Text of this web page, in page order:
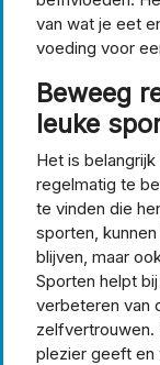
van wat je eet
voeding voor
Beweeg
leuke
Het is
regelmatig te
te vinden die
sporten,
blijven, maar
Sporten helpt
verbeteren van
zelfvertrouwen.
plezier geeft en